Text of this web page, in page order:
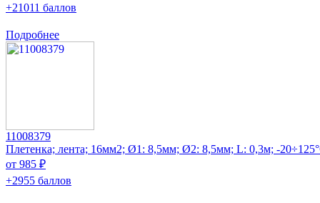
+21011 баллов
Подробнее
11008379
Плетенка; лента; 16мм2; Ø1: 8,5мм; Ø2: 8,5мм; L: 0,3м; -
от 985 ₽
+2955 баллов